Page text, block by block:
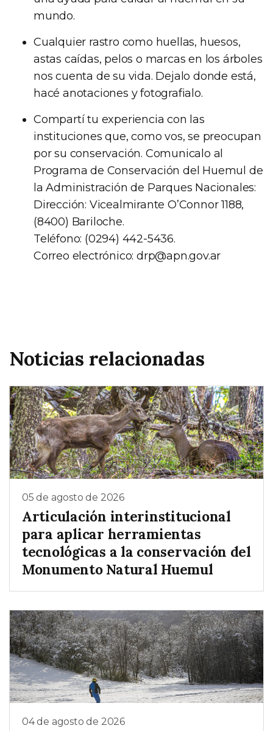
mundo.
Cualquier rastro como huellas, huesos,
astas caídas, pelos o marcas en los árboles
nos cuenta de su vida. Dejalo donde está,
hacé anotaciones y fotografialo.
Compartí tu experiencia con las
instituciones que, como vos, se preocupan
por su conservación. Comunicalo al
Programa de Conservación del Huemul de
la Administración de Parques Nacionales:
Dirección: Vicealmirante O’Connor 1188,
(8400) Bariloche.
Teléfono: (0294) 442-5436.
Correo electrónico:drp@apn.gov.ar
Noticias relacionadas
05 de agosto de 2026
Articulación interinstitucional
para aplicar herramientas
tecnológicas a la conservación del
Monumento Natural Huemul
04 de agosto de 2026